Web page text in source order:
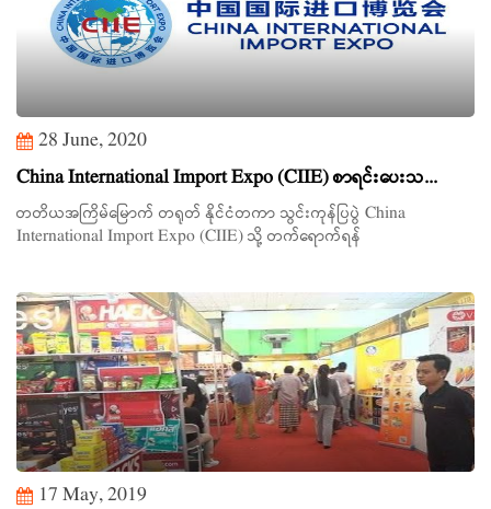
28 June, 2020
China International Import Expo (CIIE) စာရင်းပေးသ...
တတိယအကြိမ်မြောက် တရုတ် နိုင်ငံတကာ သွင်းကုန်ပြပွဲ China
International Import Expo (CIIE) သို့ တက်ရောက်ရန်
17 May, 2019